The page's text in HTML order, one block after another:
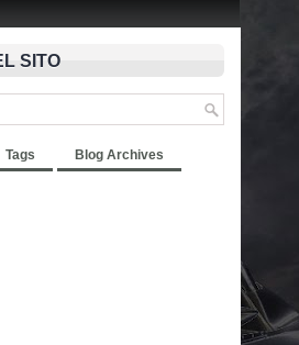
SITO
Tags Blog Archives